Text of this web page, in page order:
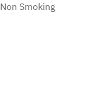
Non Smoking